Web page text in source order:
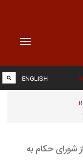
Toggle
ENGLISH
شورای حکام به